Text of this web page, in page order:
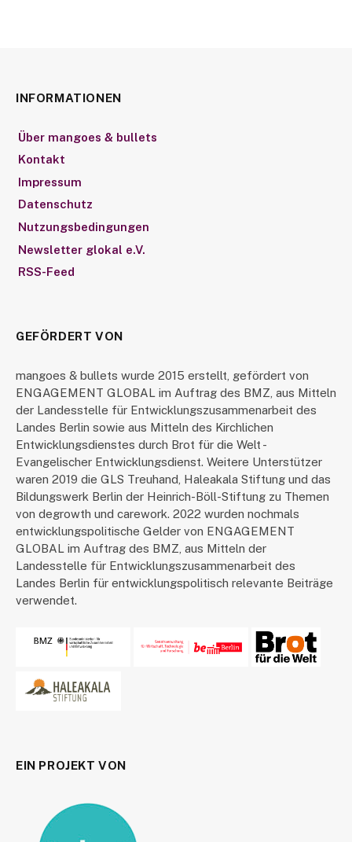
INFORMATIONEN
Über mangoes & bullets
Kontakt
Impressum
Datenschutz
Nutzungsbedingungen
Newsletter glokal e.V.
RSS-Feed
GEFÖRDERT VON
mangoes & bullets wurde 2015 erstellt, gefördert von
ENGAGEMENT GLOBAL im Auftrag des BMZ, aus Mitteln
der Landesstelle für Entwicklungszusammenarbeit des
Landes Berlin sowie aus Mitteln des Kirchlichen
Entwicklungsdienstes durch Brot für die Welt -
Evangelischer Entwicklungsdienst. Weitere Unterstützer
waren 2019 die GLS Treuhand, Haleakala Stiftung und das
Bildungswerk Berlin der Heinrich-Böll-Stiftung zu Themen
von degrowth und carework. 2022 wurden nochmals
entwicklungspolitische Gelder von ENGAGEMENT
GLOBAL im Auftrag des BMZ, aus Mitteln der
Landesstelle für Entwicklungszusammenarbeit des
Landes Berlin für entwicklungspolitisch relevante Beiträge
verwendet.
EIN PROJEKT VON